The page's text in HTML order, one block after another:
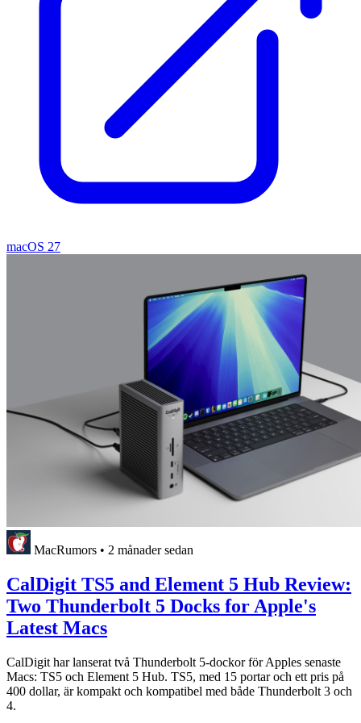
macOS 27
MacRumors • 2 månader sedan
CalDigit TS5 and Element 5 Hub Review:
Two Thunderbolt 5 Docks for Apple's
Latest Macs
CalDigit har lanserat två Thunderbolt 5-dockor för Apples senaste
Macs: TS5 och Element 5 Hub. TS5, med 15 portar och ett pris på
400 dollar, är kompakt och kompatibel med både Thunderbolt 3 och
4.